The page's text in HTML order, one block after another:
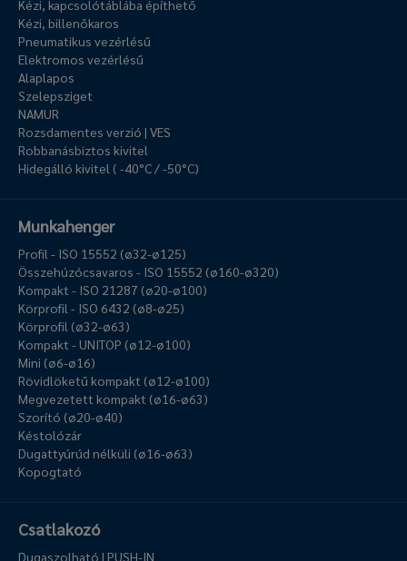
Kézi, kapcsolótáblába építhető
Kézi, billenőkaros
Pneumatikus vezérlésű
Elektromos vezérlésű
Alaplapos
Szelepsziget
NAMUR
Rozsdamentes verzió | VES
Robbanásbiztos kivitel
Hidegálló kivitel ( -40°C / -50°C)
Munkahenger
Profil - ISO 15552 (ø32-ø125)
Összehúzócsavaros - ISO 15552 (ø160-ø320)
Kompakt - ISO 21287 (ø20-ø100)
Körprofil - ISO 6432 (ø8-ø25)
Körprofil (ø32-ø63)
Kompakt - UNITOP (ø12-ø100)
Mini (ø6-ø16)
Rövidlöketű kompakt (ø12-ø100)
Megvezetett kompakt (ø16-ø63)
Szorító (ø20-ø40)
Késtolózár
Dugattyúrúd nélküli (ø16-ø63)
Kopogtató
Csatlakozó
Dugaszolható | PUSH-IN